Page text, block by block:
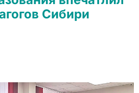
Сибири